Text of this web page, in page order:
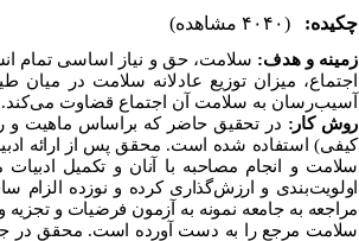
چکیده: (۴۰۴۰ مشاهده)
زمینه و هدف: سلامت، حق و نیاز اساسی تمام
اجتماع، میزان توزیع عادلانه سلامت در
آسیب‌رسان به سلامت آن اجتماع قضاوت می‌‌کند.
روش کار: در تحقیق حاضر که براساس ماهیت و
کیفی) استفاده شده است. محقق پس از ارائه
سلامت و انجام مصاحبه با آنان و تکمیل
اولویت‌بندی و ارزش‌گذاری کرده و نوزده
مراجعه به جامعه نمونه به آزمون فرضیات و
سلامت مرجع را به دست آورده است. محقق در